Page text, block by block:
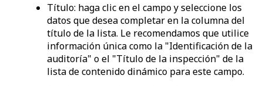
Título: haga clic en el campo y seleccione los
datos que desea completar en la columna del
título de la lista. Le recomendamos que utilice
información única como la "Identificación de la
auditoría" o el "Título de la inspección" de la
lista de contenido dinámico para este campo.